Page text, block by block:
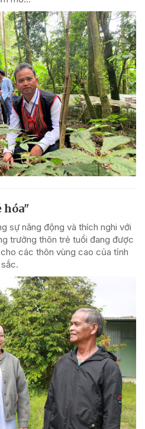
hóa"
sự năng động và thích nghi với
trưởng thôn trẻ tuổi đang được
các thôn vùng cao của tỉnh